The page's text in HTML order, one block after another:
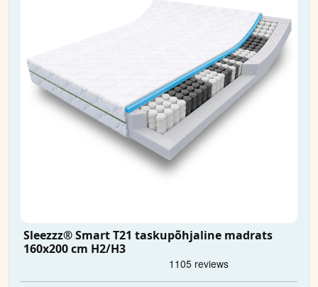
Sleezzz® Smart T21 taskupõhjaline madrats
160x200 cm H2/H3